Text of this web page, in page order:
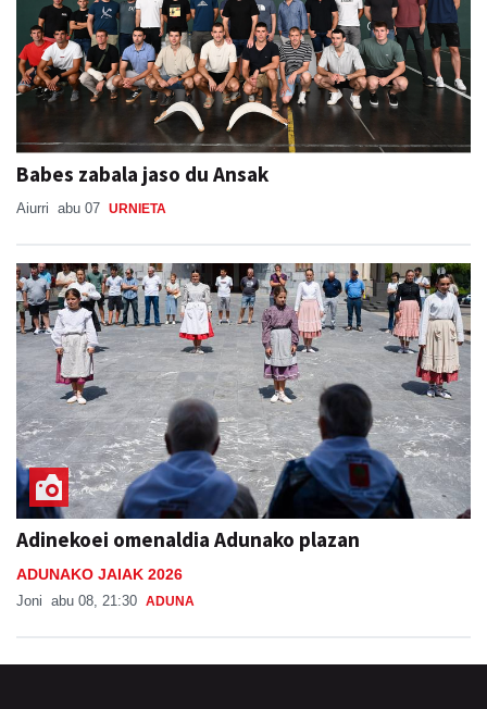
Babes zabala jaso du Ansak
Aiurri abu 07 URNIETA
Adinekoei omenaldia Adunako plazan
ADUNAKO JAIAK 2026
Joni abu 08, 21:30 ADUNA